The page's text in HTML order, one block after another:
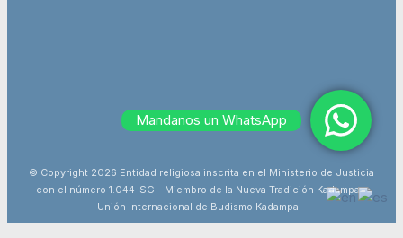
© Copyright 2026 Entidad religiosa inscrita en el Ministerio de Justicia
con el número 1.044-SG – Miembro de la Nueva Tradición Kadampa –
Unión Internacional de Budismo Kadampa –
Mandanos un WhatsApp